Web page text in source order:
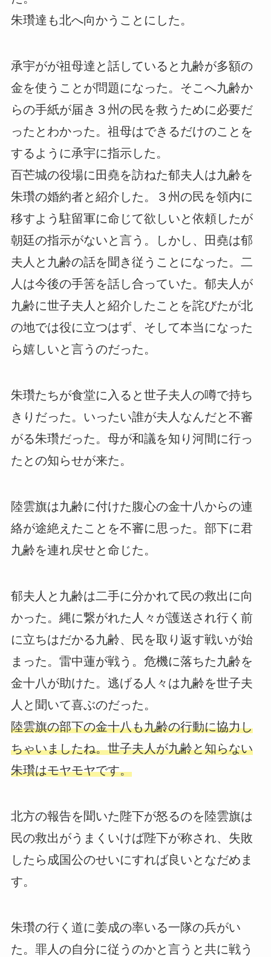
朱瓚達も北へ向かうことにした。
承宇がが祖母達と話していると九齢が多額の
金を使うことが問題になった。そこへ九齢か
らの手紙が届き３州の民を救うために必要だ
ったとわかった。祖母はできるだけのことを
するように承宇に指示した。
百芒城の役場に田堯を訪ねた郁夫人は九齢を
朱瓚の婚約者と紹介した。３州の民を領内に
移すよう駐留軍に命じて欲しいと依頼したが
朝廷の指示がないと言う。しかし、田堯は郁
夫人と九齢の話を聞き従うことになった。二
人は今後の手筈を話し合っていた。郁夫人が
九齢に世子夫人と紹介したことを詫びたが北
の地では役に立つはず、そして本当になった
ら嬉しいと言うのだった。
朱瓚たちが食堂に入ると世子夫人の噂で持ち
きりだった。いったい誰が夫人なんだと不審
がる朱瓚だった。母が和議を知り河間に行っ
たとの知らせが来た。
陸雲旗は九齢に付けた腹心の金十八からの連
絡が途絶えたことを不審に思った。部下に君
九齢を連れ戻せと命じた。
郁夫人と九齢は二手に分かれて民の救出に向
かった。縄に繋がれた人々が護送され行く前
に立ちはだかる九齢、民を取り返す戦いが始
まった。雷中蓮が戦う。危機に落ちた九齢を
金十八が助けた。逃げる人々は九齢を世子夫
人と聞いて喜ぶのだった。
陸雲旗の部下の金十八も九齢の行動に協力し
ちゃいましたね。世子夫人が九齢と知らない
朱瓚はモヤモヤです。
北方の報告を聞いた陛下が怒るのを陸雲旗は
民の救出がうまくいけば陛下が称され、失敗
したら成国公のせいにすれば良いとなだめま
す。
朱瓚の行く道に姜成の率いる一隊の兵がい
た。罪人の自分に従うのかと言うと共に戦う